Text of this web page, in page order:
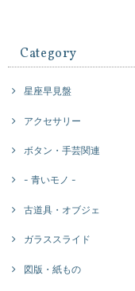
Category
星座早見盤
アクセサリー
ボタン・手芸関連
- 青いモノ -
古道具・オブジェ
ガラススライド
図版・紙もの